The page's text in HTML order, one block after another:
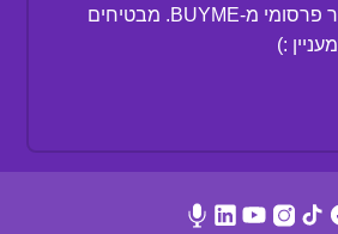
אישור קבלת דיוור פרסומי מ-BUYME. מבטיחים
:)